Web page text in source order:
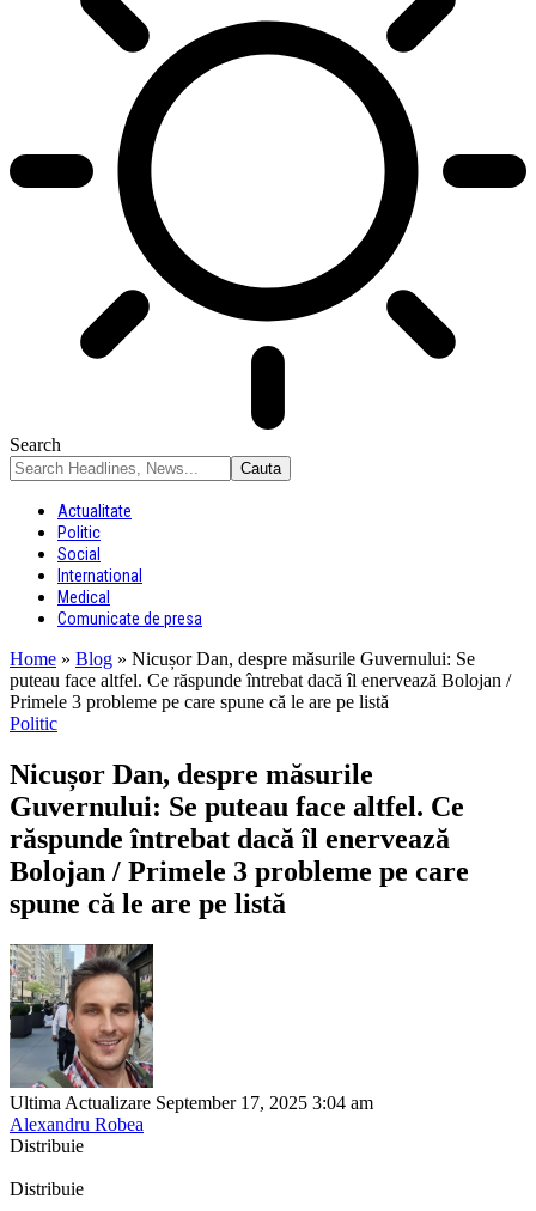
Search
Actualitate
Politic
Social
International
Medical
Comunicate de presa
Home » Blog » Nicușor Dan, despre măsurile Guvernului: Se
puteau face altfel. Ce răspunde întrebat dacă îl enervează Bolojan /
Primele 3 probleme pe care spune că le are pe listă
Politic
Nicușor Dan, despre măsurile
Guvernului: Se puteau face altfel. Ce
răspunde întrebat dacă îl enervează
Bolojan / Primele 3 probleme pe care
spune că le are pe listă
Ultima Actualizare September 17, 2025 3:04 am
Alexandru Robea
Distribuie
Distribuie